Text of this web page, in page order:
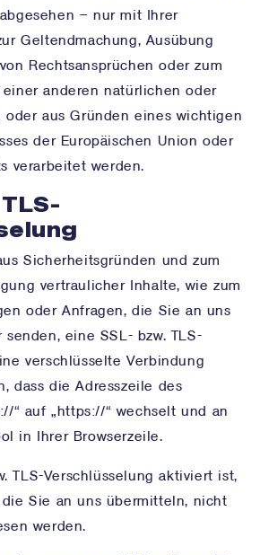
– nur mit Ihrer
Geltendmachung, Ausübung
Rechtsansprüchen oder zum
anderen natürlichen oder
oder aus Gründen eines wichtigen
der Europäischen Union oder
verarbeitet werden.
Sicherheitsgründen und zum
vertraulicher Inhalte, wie zum
oder Anfragen, die Sie an uns
eine SSL- bzw. TLS-
verschlüsselte Verbindung
dass die Adresszeile des
“ auf „https://“ wechselt und an
in Ihrer Browserzeile.
TLS-Verschlüsselung aktiviert ist,
Sie an uns übermitteln, nicht
werden.